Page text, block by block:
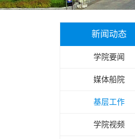
新闻动态
学院要闻
媒体船院
基层工作
学院视频